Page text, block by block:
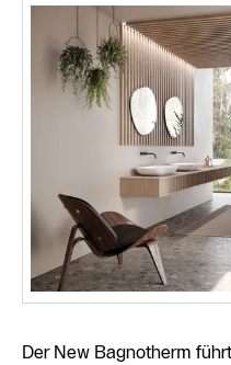
Der New Bagnotherm